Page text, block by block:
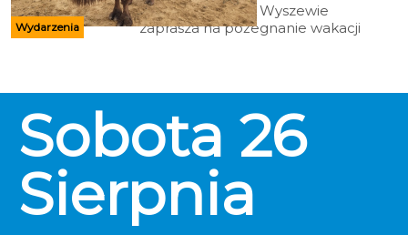
Wydarzenia
Zwierzęcy Azyl w Wyszewie
zaprasza na pożegnanie wakacji
wielbłądami...
Sobota 26
Sierpnia